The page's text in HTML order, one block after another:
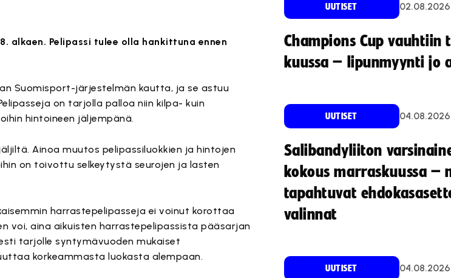
alkaen. Pelipassi tulee olla hankittuna ennen
Suomisport-järjestelmän kautta, ja se astuu
on tarjolla palloa niin kilpa- kuin
hintoineen jäljempänä.
Ainoa muutos pelipassiluokkien ja hintojen
on toivottu selkeytystä seurojen ja lasten
harrastepelipasseja ei voinut korottaa
voi, aina aikuisten harrastepelipassista pääsarjan
tarjolle syntymävuoden mukaiset
korkeammasta luokasta alempaan.
UUTISET 02.08.2026
Champions Cup vauhtiin
kuussa – lipunmyynti jo
UUTISET 04.08.2026
Salibandyliiton
kokous marraskuussa –
tapahtuvat
valinnat
UUTISET 04.08.2026